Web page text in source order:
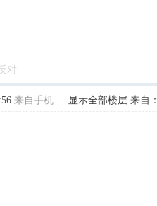
对
来自手机 显示全部楼层 来自